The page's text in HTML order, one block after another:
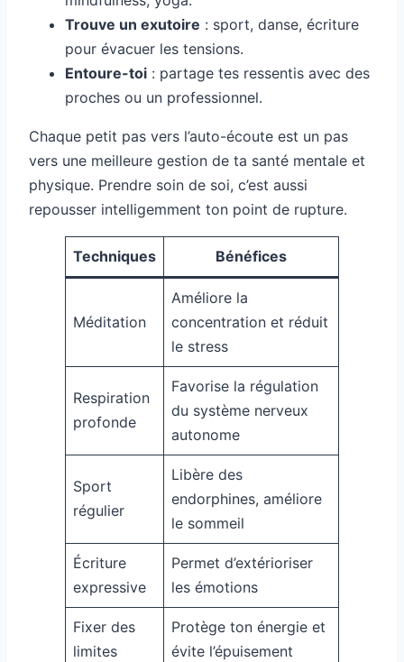
Trouve un exutoire : sport, danse, écriture
pour évacuer les tensions.
Entoure-toi : partage tes ressentis avec des
proches ou un professionnel.
Chaque petit pas vers l’auto-écoute est un pas
vers une meilleure gestion de ta santé mentale et
physique. Prendre soin de soi, c’est aussi
repousser intelligemment ton point de rupture.
Techniques Bénéfices
Méditation
Améliore la
concentration et réduit
le stress
Respiration
profonde
Favorise la régulation
du système nerveux
autonome
Sport
régulier
Libère des
endorphines, améliore
le sommeil
Écriture
expressive
Permet d’extérioriser
les émotions
Fixer des
limites
Protège ton énergie et
évite l’épuisement